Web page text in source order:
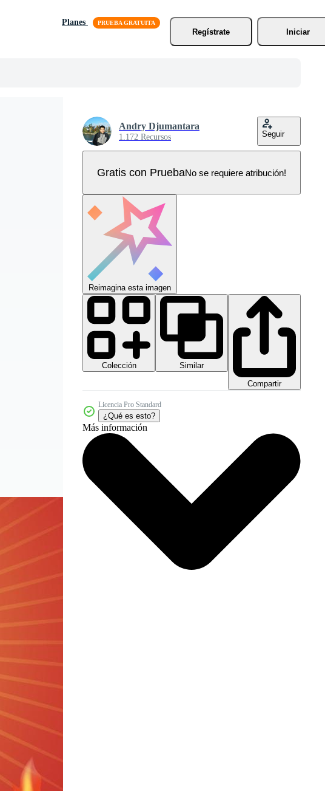
Planes
Regístrate
Iniciar
Andry Djumantara
1.172 Recursos Seguir
Gratis con PruebaNo se requiere atribución!
Reimagina esta imagen
Colección
Similar
Compartir
Licencia Pro Standard
¿Qué es esto?
Más información